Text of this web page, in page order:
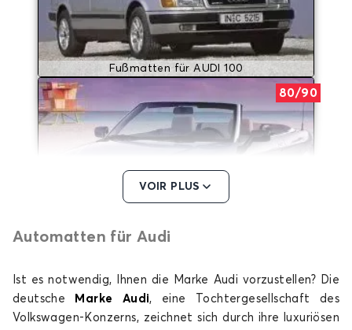
Fußmatten für AUDI 100
80/90
Fußmatten für AUDI 80/90
VOIR PLUS
Automatten für Audi
Ist es notwendig, Ihnen die Marke Audi vorzustellen? Die
deutsche
Marke Audi, eine Tochtergesellschaft des
Volkswagen-Konzerns, zeichnet sich durch ihre luxuriösen